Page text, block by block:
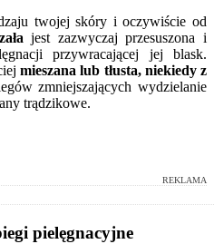
twojej skóry i oczywiście od
jest zazwyczaj przesuszona i
przywracającej jej blask.
mieszana lub tłusta, niekiedy z
zmniejszających wydzielanie
trądzikowe.
REKLAMA
pielęgnacyjne